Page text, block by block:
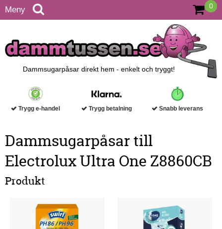
Meny 0
Dammsugarpåsar direkt hem - enkelt och tryggt!
Trygg e-handel Trygg betalning Snabb leverans
Dammsugarpåsar till
Electrolux Ultra One Z8860CB
Produkt